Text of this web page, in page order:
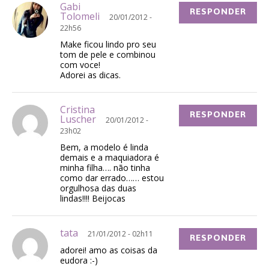
Gabi
Tolomeli
20/01/2012 -
22h56
Make ficou lindo pro seu
tom de pele e combinou
com voce!
Adorei as dicas.
RESPONDER
Cristina
Luscher
20/01/2012 -
23h02
Bem, a modelo é linda
demais e a maquiadora é
minha filha…. não tinha
como dar errado…… estou
orgulhosa das duas
lindas!!!! Beijocas
RESPONDER
tata 21/01/2012 - 02h11
adorei! amo as coisas da
eudora :-)
RESPONDER